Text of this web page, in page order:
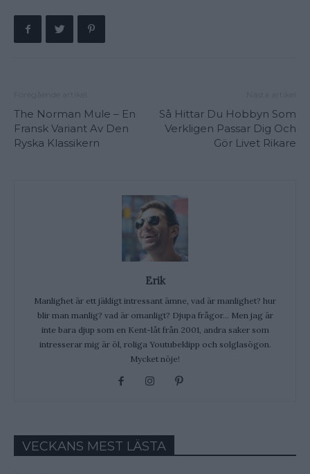
The Norman Mule – En
Fransk Variant Av Den
Ryska Klassikern
Så Hittar Du Hobbyn Som
Verkligen Passar Dig Och
Gör Livet Rikare
Erik
Manlighet är ett jäkligt intressant ämne, vad är manlighet? hur
blir man manlig? vad är omanligt? Djupa frågor... Men jag är
inte bara djup som en Kent-låt från 2001, andra saker som
intresserar mig är öl, roliga Youtubeklipp och solglasögon.
Mycket nöje!
VECKANS MEST LÄSTA